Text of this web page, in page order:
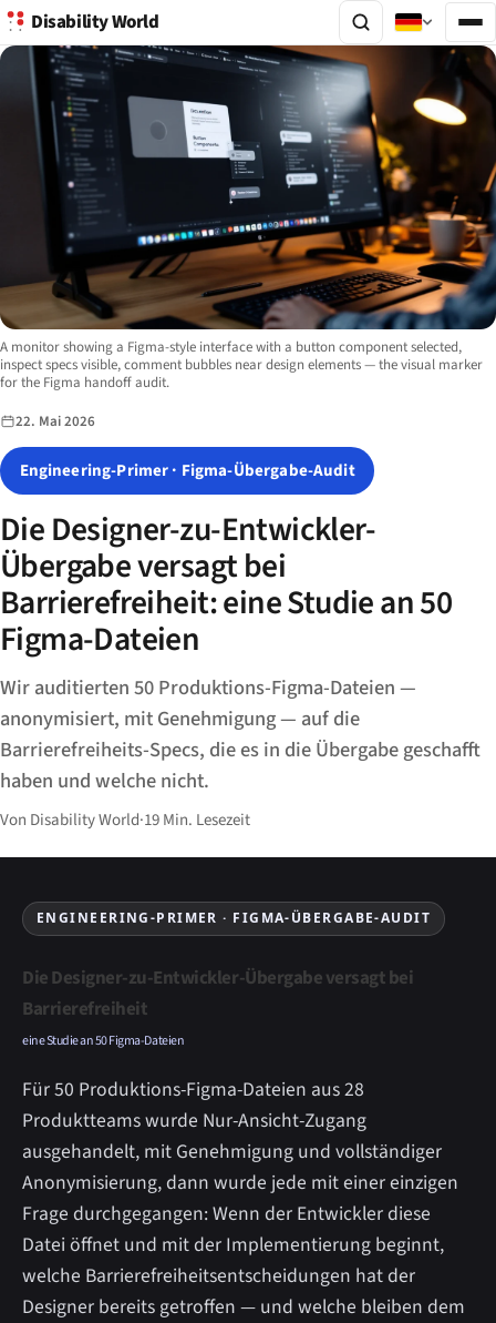
Disability World
Image description:
A monitor showing a Figma-style interface with a button component selected,
inspect specs visible, comment bubbles near design elements — the visual marker
for the Figma handoff audit.
22. Mai 2026
Engineering-Primer · Figma-Übergabe-Audit
Die Designer-zu-Entwickler-
Übergabe versagt bei
Barrierefreiheit: eine Studie an 50
Figma-Dateien
Wir auditierten 50 Produktions-Figma-Dateien —
anonymisiert, mit Genehmigung — auf die
Barrierefreiheits-Specs, die es in die Übergabe geschafft
haben und welche nicht.
Von Disability World·19 Min. Lesezeit
ENGINEERING-PRIMER · FIGMA-ÜBERGABE-AUDIT
Die Designer-zu-Entwickler-Übergabe versagt bei
Barrierefreiheit
eine Studie an 50 Figma-Dateien
Für 50 Produktions-Figma-Dateien aus 28
Produktteams wurde Nur-Ansicht-Zugang
ausgehandelt, mit Genehmigung und vollständiger
Anonymisierung, dann wurde jede mit einer einzigen
Frage durchgegangen: Wenn der Entwickler diese
Datei öffnet und mit der Implementierung beginnt,
welche Barrierefreiheitsentscheidungen hat der
Designer bereits getroffen — und welche bleiben dem